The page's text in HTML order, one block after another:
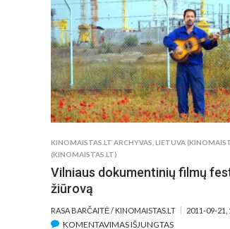
NEBE
„PILIETIS
KEINAS“
KINOMAISTAS.LT ARCHYVAS LIETUVA
(KINOMAISTAS.LT)
Vilniaus dokumentinių filmų
žiūrovą
RASA BARČAITĖ / KINOMAISTAS.LT 2011-09-21,
KOMENTAVIMAS IŠJUNGTASĮRAŠE